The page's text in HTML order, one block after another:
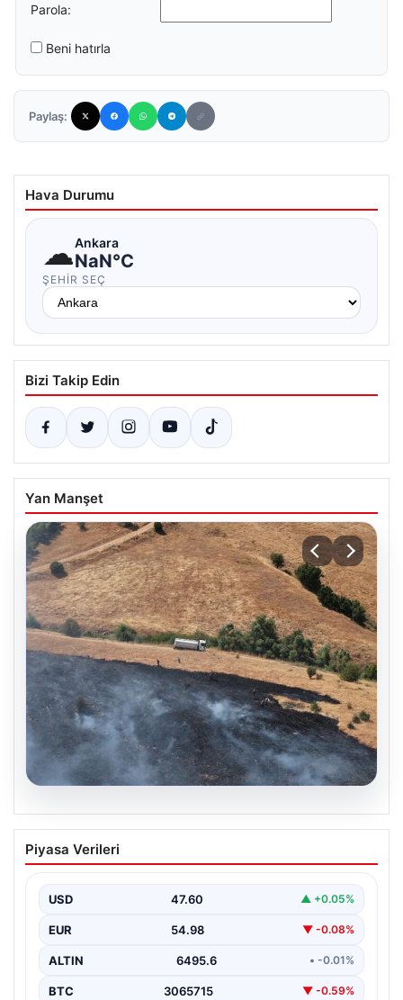
Parola:
Beni hatırla
Paylaş:
Hava Durumu
☁Ankara
NaN°C
ŞEHIR SEÇ
Bizi Takip Edin
Yan Manşet
Tunceli’de otluk alandan ormana
sıçrayan yangın söndürüldü
Piyasa Verileri
USD 47.60 ▲ +0.05%
EUR 54.98 ▼ -0.08%
ALTIN 6495.6 • -0.01%
BTC 3065715 ▼ -0.59%